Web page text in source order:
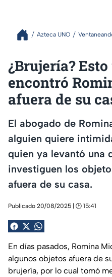
Azteca UNO
¿Brujería?
encontró
afuera de su
El abogado de
alguien quiere
quien ya levantó una
investiguen los
afuera de su casa.
Publicado 20/08/2025 | 🕑 15:41
En días pasados, Romina
algunos objetos afuera de
brujería, por lo cual tomó